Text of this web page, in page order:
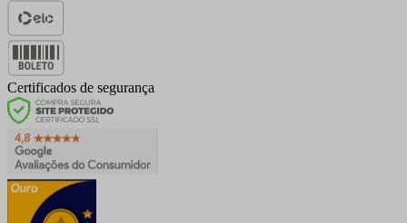
Certificados de segurança